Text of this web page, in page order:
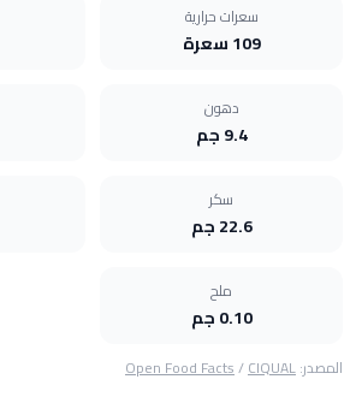
سعرات حرارية
109 سعرة
دهون
9.4 جم
سكر
22.6 جم
ملح
0.10 جم
المصدر: Open Food Facts/CIQUAL